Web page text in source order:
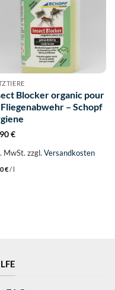
Blocker organic pour
– Schopf
€
MwSt. zzgl. Versandkosten
€/ l